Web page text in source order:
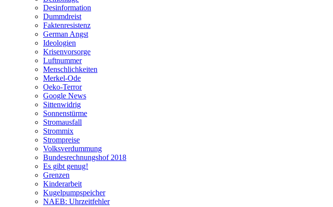
Desinformation
Dummdreist
Faktenresistenz
German Angst
Ideologien
Krisenvorsorge
Luftnummer
Menschlichkeiten
Merkel-Ode
Oeko-Terror
Google News
Sittenwidrig
Sonnenstürme
Stromausfall
Strommix
Strompreise
Volksverdummung
Bundesrechnungshof 2018
Es gibt genug!
Grenzen
Kinderarbeit
Kugelpumpspeicher
NAEB: Uhrzeitfehler